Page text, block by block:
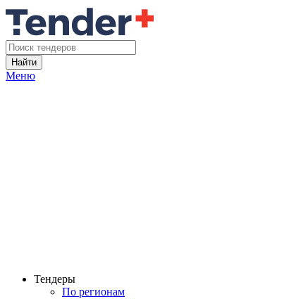
Найти
Меню
Тендеры
По регионам